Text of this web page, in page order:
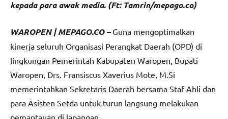
kepada para awak media. (Ft: Tamrin/mepago.co)
WAROPEN | MEPAGO.CO –Guna mengoptimalkan
kinerja seluruh Organisasi Perangkat Daerah (OPD) di
lingkungan Pemerintah Kabupaten Waropen, Bupati
Waropen, Drs. Fransiscus Xaverius Mote, M.Si
memerintahkan Sekretaris Daerah bersama Staf Ahli dan
para Asisten Setda untuk turun langsung melakukan